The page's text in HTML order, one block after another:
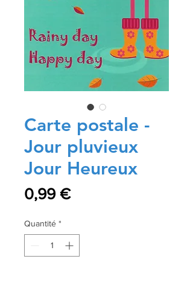
Carte postale -
Jour pluvieux
Jour Heureux
0,99 €Prix
Quantité *